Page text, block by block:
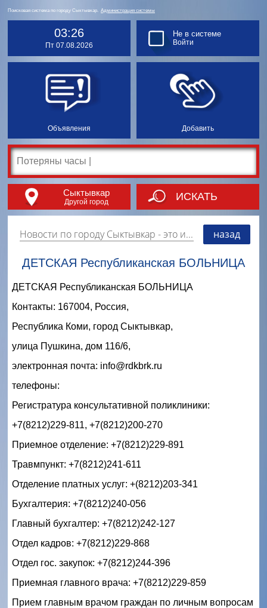
Поисковая система по городу Сыктывкар. Администрация системы
03:26
Пт 07.08.2026
Объявления Добавить
Не в системе
Войти
Сыктывкар
Другой город ИСКАТЬ
Новости по городу Сыктывкар - это информация о событиях, мероприятиях и торгово-коммерческой деятельности города. Страницу наполняют платные и бесплатные объявления, имеющие функцию "поднятия вверх списка". назад
ДЕТСКАЯ Республиканская БОЛЬНИЦА
ДЕТСКАЯ Республиканская БОЛЬНИЦА
Контакты: 167004, Россия,
Республика Коми, город Сыктывкар,
улица Пушкина, дом 116/6,
электронная почта: info@rdkbrk.ru
телефоны:
Регистратура консультативной поликлиники:
+7(8212)229-811, +7(8212)200-270
Приемное отделение: +7(8212)229-891
Травмпункт: +7(8212)241-611
Отделение платных услуг: +(8212)203-341
Бухгалтерия: +7(8212)240-056
Главный бухгалтер: +7(8212)242-127
Отдел кадров: +7(8212)229-868
Отдел гос. закупок: +7(8212)244-396
Приемная главного врача: +7(8212)229-859
Прием главным врачом граждан по личным вопросам